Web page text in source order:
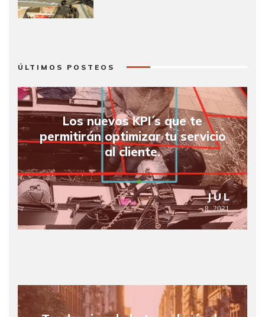
ÚLTIMOS POSTEOS
Los nuevos KPI´s que te
permitirán optimizar tu servicio
al cliente.
JUL
8, 2021